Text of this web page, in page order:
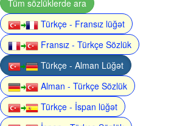
Tüm sözlüklerde ara
Türkçe - Fransız lüğət
Fransız - Türkçe Sözlük
Türkçe - Alman Lüğət
Alman - Türkçe Sözlük
Türkçe - İspan lüğət